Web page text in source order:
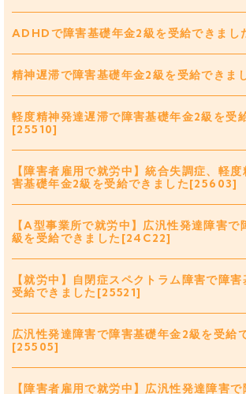
ADHDで障害基礎年金2級を受給できま
精神遅滞で障害基礎年金2級を受給できま
軽度精神発達遅滞で障害基礎年金2級を受
[25510]
【障害者雇用で就労中】統合失調症、軽
害基礎年金2級を受給できました[25603]
【A型事業所で就労中】広汎性発達障害で
級を受給できました[24C22]
【就労中】自閉症スペクトラム障害で障
受給できました[25521]
広汎性発達障害で障害基礎年金2級を受給
[25505]
【障害者雇用で就労中】広汎性発達障害